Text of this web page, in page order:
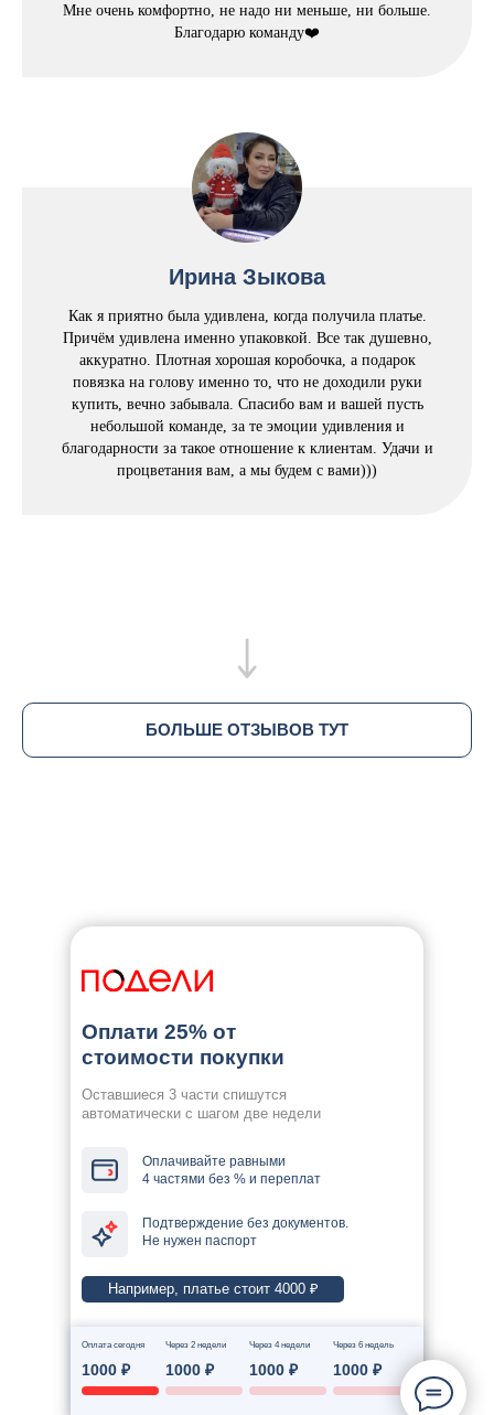
Мне очень комфортно, не надо ни меньше, ни больше.
Благодарю команду❤️
Ирина Зыкова
Как я приятно была удивлена, когда получила платье.
Причём удивлена именно упаковкой. Все так душевно,
аккуратно. Плотная хорошая коробочка, а подарок
повязка на голову именно то, что не доходили руки
купить, вечно забывала. Спасибо вам и вашей пусть
небольшой команде, за те эмоции удивления и
благодарности за такое отношение к клиентам. Удачи и
процветания вам, а мы будем с вами)))
БОЛЬШЕ ОТЗЫВОВ ТУТ
Оплати 25% от
стоимости покупки
Оставшиеся 3 части спишутся
автоматически с шагом две недели
Оплачивайте равными
4 частями без % и переплат
Подтверждение без документов.
Не нужен паспорт
Например, платье стоит 4000 ₽
Оплата сегодня Через 2 недели Через 4 недели Через 6 недель
1000 ₽ 1000 ₽ 1000 ₽ 1000 ₽